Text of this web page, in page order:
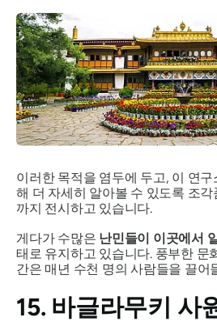
이러한 목적을 염두에 두고, 이 연
해 더 자세히 알아볼 수 있도록 조
까지 전시하고 있습니다.
게다가 수많은 난민들이 이곳에서
태로 유지하고 있습니다. 풍부한 문
간은 매년 수천 명의 사람들을 끌어
15. 바글라무키 사